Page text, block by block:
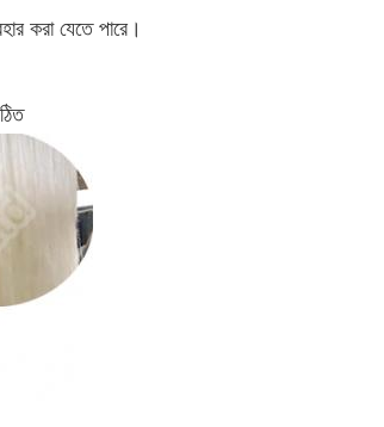
করা যেতে পারে।